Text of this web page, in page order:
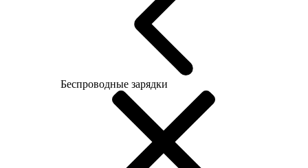
Беспроводные зарядки